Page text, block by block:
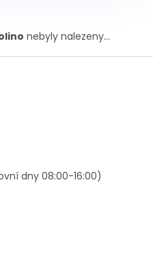
nebyly nalezeny...
dny 08:00-16:00)